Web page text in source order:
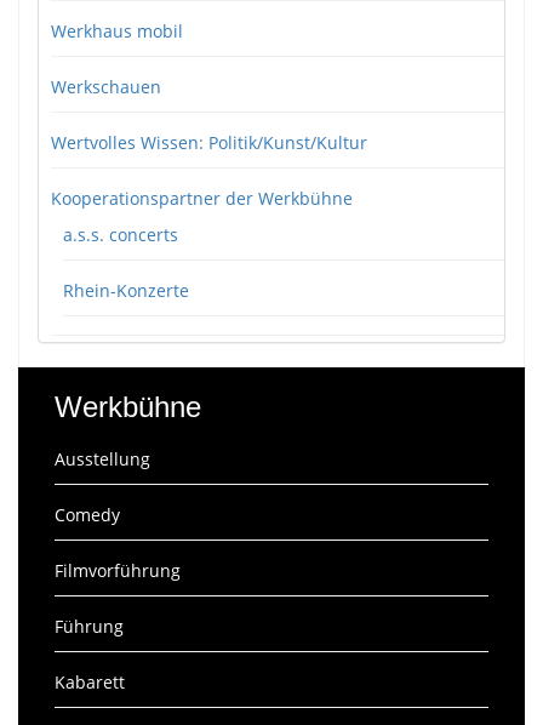
Werkhaus mobil
Werkschauen
Wertvolles Wissen: Politik/Kunst/Kultur
Kooperationspartner der Werkbühne
a.s.s. concerts
Rhein-Konzerte
Werkbühne
Ausstellung
Comedy
Filmvorführung
Führung
Kabarett